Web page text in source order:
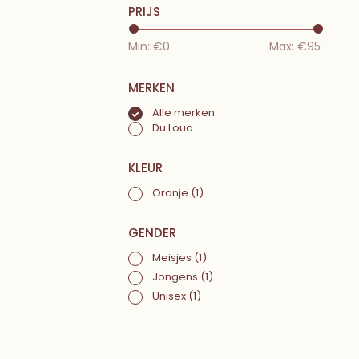
PRIJS
Min: €0 Max: €95
MERKEN
Alle merken
Du Loua
KLEUR
Oranje (1)
GENDER
Meisjes (1)
Jongens (1)
Unisex (1)